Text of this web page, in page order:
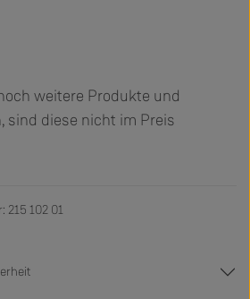
weitere Produkte und
sind diese nicht im Preis
102 01